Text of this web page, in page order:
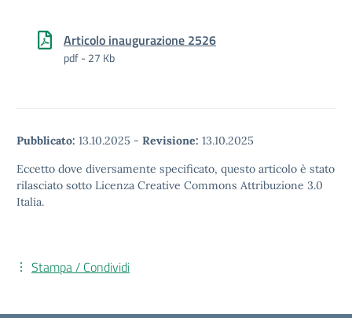
Articolo inaugurazione 2526
pdf - 27 Kb
Pubblicato: 13.10.2025 - Revisione: 13.10.2025
Eccetto dove diversamente specificato, questo articolo è stato
rilasciato sotto Licenza Creative Commons Attribuzione 3.0
Italia.
Stampa / Condividi